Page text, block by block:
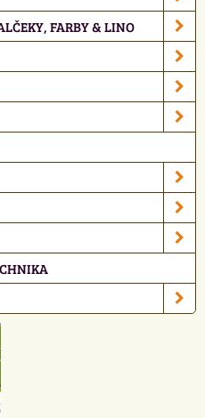
FARBY & LINO